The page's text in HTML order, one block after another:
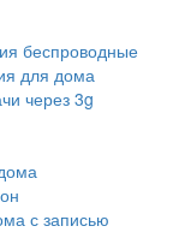
беспроводные
для дома
через 3g
с записью